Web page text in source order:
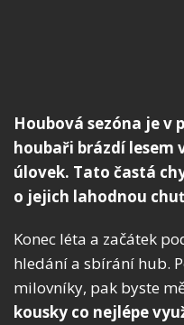
Houbová sezóna je v
houbaři brázdí lesem
úlovek. Tato častá
o jejich lahodnou
Konec léta a začátek
hledání a sbírání hub.
milovníky, pak byste
kousky co nejlépe